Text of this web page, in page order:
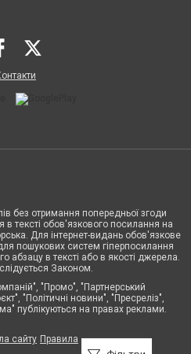
без отримання попередньої згоди
тексті обов'язкового посилання на
Для інтернет-видань обов'язкове
пошукових систем гіперпосилання
абзацу в тексті або в якості джерела.
Законом.
"Промо", "Партнерський
"Політичні новини", "Пресреліз",
публікуються на правах реклами.
сайту Правила